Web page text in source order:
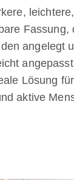
Fassung,
angelegt
Lösung für
aktive